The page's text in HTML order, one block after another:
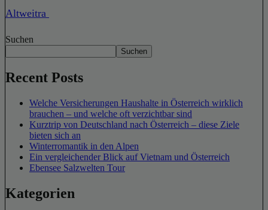
Altweitra
Suchen
Suchen
Recent Posts
Welche Versicherungen Haushalte in Österreich wirklich
brauchen – und welche oft verzichtbar sind
Kurztrip von Deutschland nach Österreich – diese Ziele
bieten sich an
Winterromantik in den Alpen
Ein vergleichender Blick auf Vietnam und Österreich
Ebensee Salzwelten Tour
Kategorien